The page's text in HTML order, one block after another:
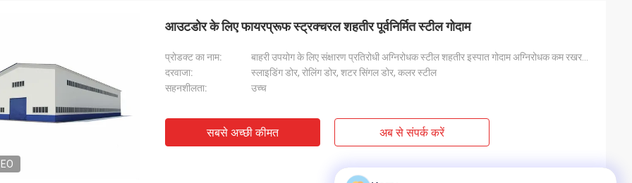
आउटडोर के लिए फायरप्रूफ स्ट्रक्चरल शहतीर पूर्वनिर्मित स्टील गोदाम
प्रोडक्ट का नाम:
दरवाजा:
स्लाइडिंग डोर, रोलिंग डोर, शटर सिंगल डोर, कलर स्टील
सहनशीलता:
उच्च
सबसे अच्छी कीमत अब से संपर्क करें